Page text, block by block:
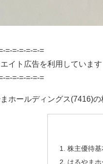
=-=-=-=-=-=
イト広告を利用しています
=-=-=-=-=-=
ホールディングス(7416)の
株主優待基
はるやま